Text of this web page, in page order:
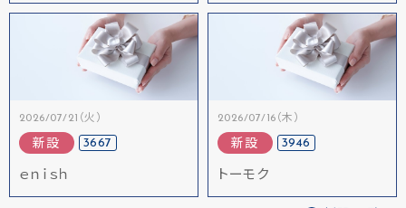
2026/07/21（火）
新設 3667
ｅｎｉｓｈ
2026/07/16（木）
新設 3946
トーモク